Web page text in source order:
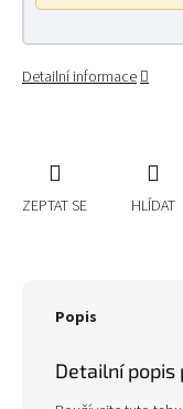
Detailní informace
ZEPTAT SE HLÍDAT
Popis
Detailní popis